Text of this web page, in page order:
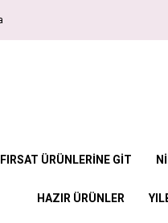
FIRSAT ÜRÜNLERİNE GİT
HAZIR ÜRÜNLER